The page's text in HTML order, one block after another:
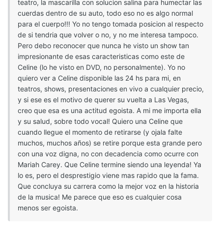
teatro, la mascarilla con solucion salina para humectar las
cuerdas dentro de su auto, todo eso no es algo normal
para el cuerpo!!! Yo no tengo tomada posicion al respecto
de si tendria que volver o no, y no me interesa tampoco.
Pero debo reconocer que nunca he visto un show tan
impresionante de esas caracteristicas como este de
Celine (lo he visto en DVD, no personalmente). Yo no
quiero ver a Celine disponible las 24 hs para mi, en
teatros, shows, presentaciones en vivo a cualquier precio,
y si ese es el motivo de querer su vuelta a Las Vegas,
creo que esa es una actitud egoista. A mi me importa ella
y su salud, sobre todo vocal! Quiero una Celine que
cuando llegue el momento de retirarse (y ojala falte
muchos, muchos años) se retire porque esta grande pero
con una voz digna, no con decadencia como ocurre con
Mariah Carey. Que Celine termine siendo una leyenda! Ya
lo es, pero el desprestigio viene mas rapido que la fama.
Que concluya su carrera como la mejor voz en la historia
de la musica! Me parece que eso es cualquier cosa
menos ser egoista.